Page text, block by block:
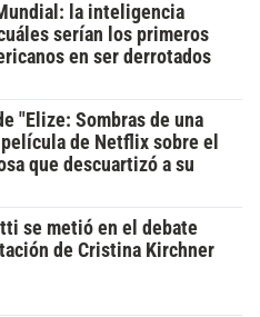
la inteligencia
serían los primeros
en ser derrotados
"Elize: Sombras de una
de Netflix sobre el
que descuartizó a su
se metió en el debate
de Cristina Kirchner